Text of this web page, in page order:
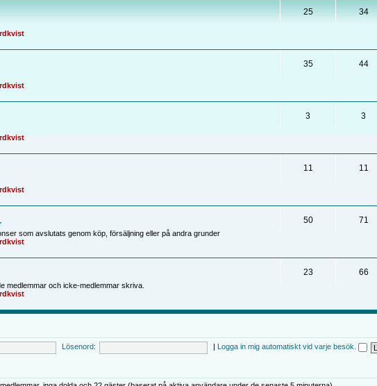
25 34
35 44
3 3
11 11
som avslutats genom köp, försäljning eller på andra grunder
50 71
medlemmar och icke-medlemmar skriva.
23 66
Lösenord: Logga in mig automatiskt vid varje besök.